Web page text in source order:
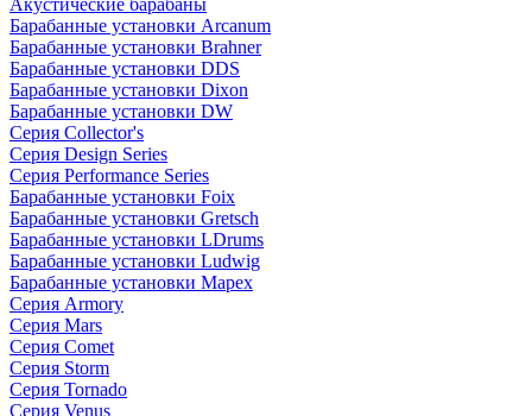
Акустические барабаны
Барабанные установки Arcanum
Барабанные установки Brahner
Барабанные установки DDS
Барабанные установки Dixon
Барабанные установки DW
Серия Collector's
Серия Design Series
Серия Performance Series
Барабанные установки Foix
Барабанные установки Gretsch
Барабанные установки LDrums
Барабанные установки Ludwig
Барабанные установки Mapex
Серия Armory
Серия Mars
Серия Comet
Серия Storm
Серия Tornado
Серия Venus